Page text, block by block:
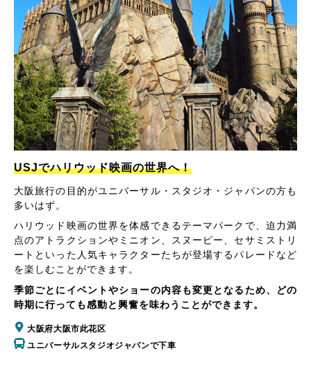
USJでハリウッド映画の世界へ！
大阪旅行の目的がユニバーサル・スタジオ・ジャパンの方も
多いはず。
ハリウッド映画の世界を体感できるテーマパークで、迫力満
点のアトラクションやミニオン、スヌーピー、セサミストリ
ートといった人気キャラクターたちが登場するパレードなど
を楽しむことができます。
季節ごとにイベントやショーの内容も変更となるため、どの
時期に行っても感動と興奮を味わうことができます。
大阪府大阪市此花区
ユニバーサルスタジオジャパンで下車